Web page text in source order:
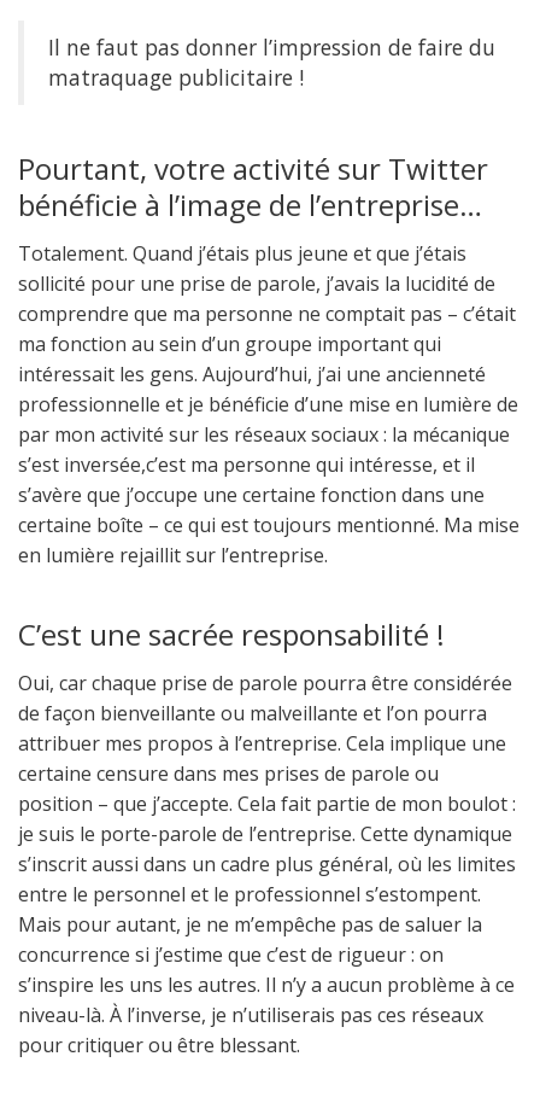
Il ne faut pas donner l’impression de faire du
matraquage publicitaire !
Pourtant, votre activité sur Twitter
bénéficie à l’image de l’entreprise…
Totalement. Quand j’étais plus jeune et que j’étais
sollicité pour une prise de parole, j’avais la lucidité de
comprendre que ma personne ne comptait pas – c’était
ma fonction au sein d’un groupe important qui
intéressait les gens. Aujourd’hui, j’ai une ancienneté
professionnelle et je bénéficie d’une mise en lumière de
par mon activité sur les réseaux sociaux : la mécanique
s’est inversée,c’est ma personne qui intéresse, et il
s’avère que j’occupe une certaine fonction dans une
certaine boîte – ce qui est toujours mentionné. Ma mise
en lumière rejaillit sur l’entreprise.
C’est une sacrée responsabilité !
Oui, car chaque prise de parole pourra être considérée
de façon bienveillante ou malveillante et l’on pourra
attribuer mes propos à l’entreprise. Cela implique une
certaine censure dans mes prises de parole ou
position – que j’accepte. Cela fait partie de mon boulot :
je suis le porte-parole de l’entreprise. Cette dynamique
s’inscrit aussi dans un cadre plus général, où les limites
entre le personnel et le professionnel s’estompent.
Mais pour autant, je ne m’empêche pas de saluer la
concurrence si j’estime que c’est de rigueur : on
s’inspire les uns les autres. Il n’y a aucun problème à ce
niveau-là. À l’inverse, je n’utiliserais pas ces réseaux
pour critiquer ou être blessant.